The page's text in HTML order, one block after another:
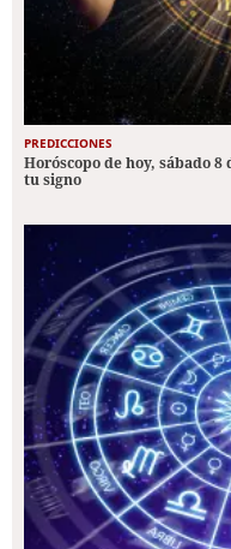
PREDICCIONES
Horóscopo de hoy, sábado
tu signo